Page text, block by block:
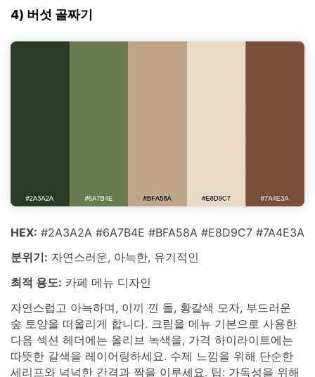
4) 버섯 골짜기
HEX: #2A3A2A #6A7B4E #BFA58A #E8D9C7 #7A4E3A
분위기: 자연스러운, 아늑한, 유기적인
최적 용도: 카페 메뉴 디자인
자연스럽고 아늑하며, 이끼 낀 돌, 황갈색 모자, 부드러운
숲 토양을 떠올리게 합니다. 크림을 메뉴 기본으로 사용한
다음 섹션 헤더에는 올리브 녹색을, 가격 하이라이트에는
따뜻한 갈색을 레이어링하세요. 수제 느낌을 위해 단순한
세리프와 넉넉한 간격과 짝을 이루세요. 팁: 가독성을 위해